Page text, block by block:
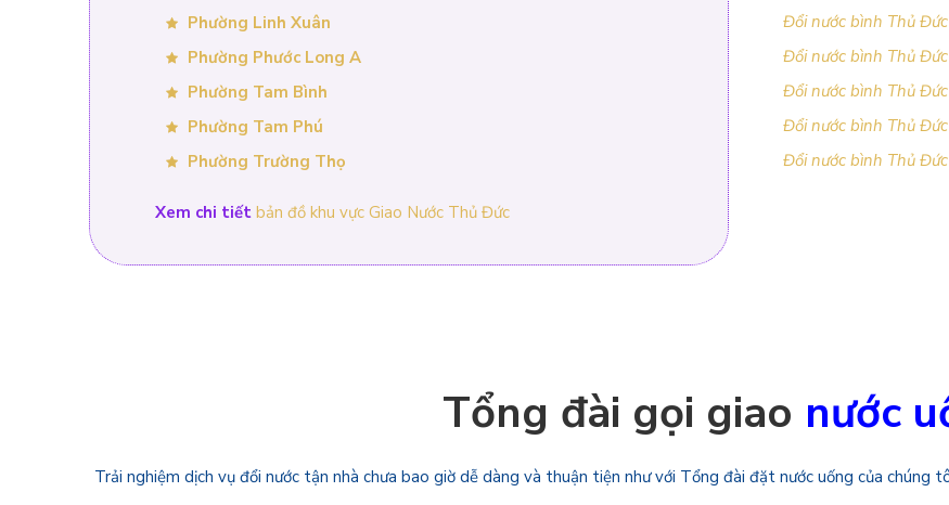
Phường Linh Xuân
Phường Phước Long A
Phường Tam Bình
Phường Tam Phú
Phường Trường Thọ
Xem chi tiết bản đồ khu vực Giao Nước Thủ Đức
Đổi nước bình Thủ
Đổi nước bình Thủ
Đổi nước bình Thủ
Đổi nước bình Thủ
Đổi nước bình Thủ
Tổng đài gọi giao nước
Trải nghiệm dịch vụ đổi nước tận nhà chưa bao giờ dễ dàng và thuận tiện như với Tổng đài đặt nước uống của chúng